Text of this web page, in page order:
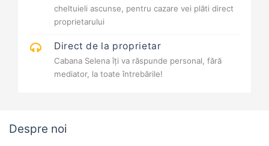
cheltuieli ascunse, pentru cazare vei plăti direct
proprietarului
Direct de la proprietar
Cabana Selena îți va răspunde personal, fără
mediator, la toate întrebările!
Despre noi